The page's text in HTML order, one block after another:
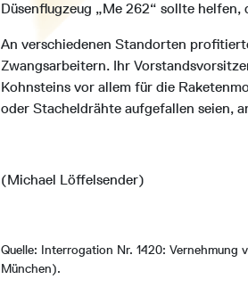
Düsenflugzeug „Me 262“ sollte
An verschiedenen Standorten
Zwangsarbeitern. Ihr
Kohnsteins vor allem für die
oder Stacheldrähte aufgefallen seien,
(Michael Löffelsender)
Quelle: Interrogation Nr. 1420: Vernehmung
München).